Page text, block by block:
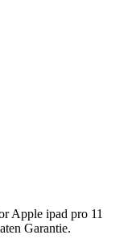
Apple ipad pro 11
Garantie.